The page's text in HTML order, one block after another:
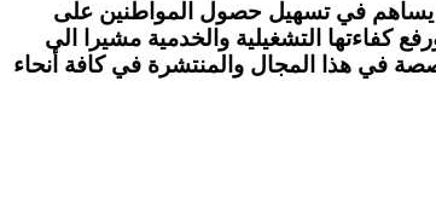
يساهم في تسهيل حصول المواطنين على
كفاءتها التشغيلية والخدمية مشيرا الى
في هذا المجال والمنتشرة في كافة أنحاء